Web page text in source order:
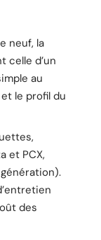
neuf, la
celle d’un
au
le profil du
et PCX,
des